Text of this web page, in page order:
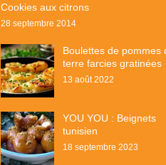
Cookies aux citrons
28 septembre 2014
Boulettes de pommes
terre farcies gratinées
13 août 2022
YOU YOU : Beignets
tunisien
18 septembre 2023